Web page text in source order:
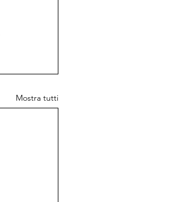
Mostra tutti